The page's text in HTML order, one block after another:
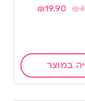
₪
₪19.90
במוצר